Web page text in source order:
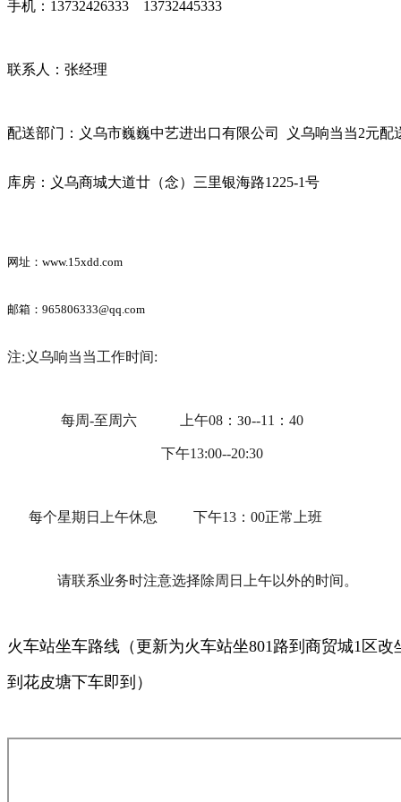
手机：13732426333 13732445333
联系人：张经理
配送部门：义乌市巍巍中艺进出口有限公司 义乌响当当2元配
库房：义乌商城大道廿（念）三里银海路1225-1号
网址：www.15xdd.com
邮箱：965806333@qq.com
注:义乌响当当工作时间:
每周-至周六 上午08： 30--11：40
下午13:00--20:30
每个星期日上午休息 下午13：00正常上班
请联系业务时注意选择除周日上午以外的时间。
火车站坐车路线（更新为火车站坐801路到商贸城1区改
到花皮塘下车即到）